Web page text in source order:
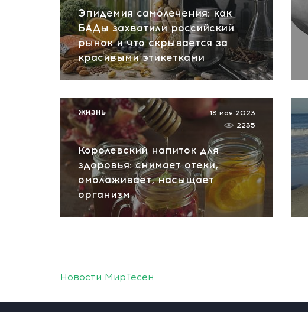
Эпидемия самолечения: как
БАДы захватили российский
рынок и что скрывается за
красивыми этикетками
Королевский напиток для
здоровья: снимает отеки,
омолаживает, насыщает
организм
18 мая 2023
2235
ЖИЗНЬ
Новости МирТесен